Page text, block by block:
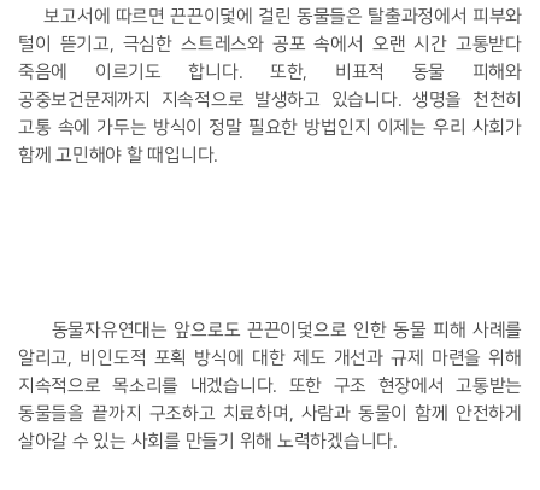
보고서에 따르면 끈끈이덫에 걸린 동물들은 탈출과정에서 피부와
털이 뜯기고, 극심한 스트레스와 공포 속에서 오랜 시간 고통받다
죽음에 이르기도 합니다. 또한, 비표적 동물 피해와
공중보건문제까지 지속적으로 발생하고 있습니다. 생명을 천천히
고통 속에 가두는 방식이 정말 필요한 방법인지 이제는 우리 사회가
함께 고민해야 할 때입니다.
동물자유연대는 앞으로도 끈끈이덫으로 인한 동물 피해 사례를
알리고, 비인도적 포획 방식에 대한 제도 개선과 규제 마련을 위해
지속적으로 목소리를 내겠습니다. 또한 구조 현장에서 고통받는
동물들을 끝까지 구조하고 치료하며, 사람과 동물이 함께 안전하게
살아갈 수 있는 사회를 만들기 위해 노력하겠습니다.